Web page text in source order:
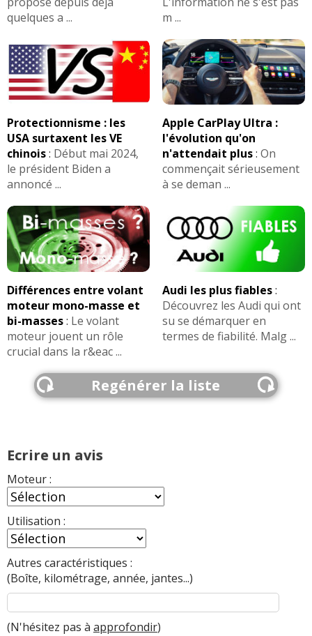
Les AVIS 1.8 MPI
autoradio ANDROID changé boite en cours de
FIABILITEde cette motorisation3.2 V6>>
LesAVISsur la déclinaison 3.2 V6>>
quelques a ...
m ...
Protectionnisme : les
USA surtaxent les VE
chinois: Début mai 2024,
le président Biden a
annoncé ...
Apple CarPlay Ultra :
l'évolution qu'on
n'attendait plus: On
commençait sérieusement
à se deman ...
Différences entre volant
moteur mono-masse et
bi-masses: Le volant
moteur jouent un rôle
crucial dans la r&eac ...
Audi les plus fiables:
Découvrez les Audi qui ont
su se démarquer en
termes de fiabilité. Malg ...
Regénérer la liste
Ecrire un avis
Moteur :
Utilisation :
Autres caractéristiques :
(Boîte, kilométrage, année, jantes...)
(N'hésitez pas à approfondir)